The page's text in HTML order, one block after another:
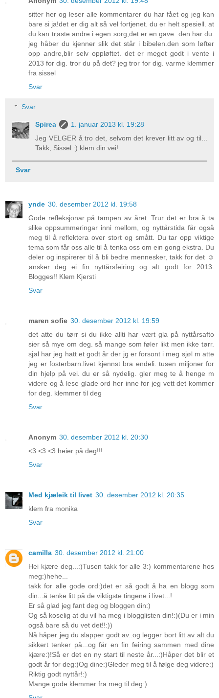
sitter her og leser alle kommentarer du har fået og jeg kan
bare si ja!det er dig alt så vel fortjenet. du er helt spesiell. at
du kan trøste andre i egen sorg,det er en gave. den har du.
jeg håber du kjenner slik det står i bibelen.den som løfter
opp andre,blir selv oppløftet. det er meget godt i vente i
2013 for dig. tror du på det? jeg tror for dig. varme klemmer
fra sissel
Svar
Svar
Spirea
1. januar 2013 kl. 19:28
Jeg VELGER å tro det, selvom det krever litt av og til...
Takk, Sissel :) klem din vei!
Svar
ynde 30. desember 2012 kl. 19:58
Gode refleksjonar på tampen av året. Trur det er bra å ta
slike oppsummeringar inni mellom, og nyttårstida får også
meg til å reflektera over stort og smått. Du tar opp viktige
tema som får oss alle til å tenka oss om ein gong ekstra. Du
deler og inspirerer til å bli bedre mennesker, takk for det ☺
ønsker deg ei fin nyttårsfeiring og alt godt for 2013.
Blogges!! Klem Kjersti
Svar
maren sofie 30. desember 2012 kl. 19:59
det atte du tørr si du ikke allti har vært gla på nyttårsafto
sier så mye om deg. så mange som føler likt men ikke tørr.
sjøl har jeg hatt et godt år der jg er forsont i meg sjøl m atte
jeg er fosterbarn.livet kjennst bra endeli. tusen miljoner for
din hjelp på vei. du er så nydelig. gler meg te å henge m
videre og å lese glade ord her inne for jeg vett det kommer
for deg. klemmer til deg
Svar
Anonym 30. desember 2012 kl. 20:30
<3 <3 <3 heier på deg!!!
Svar
Med kjæleik til livet 30. desember 2012 kl. 20:35
klem fra monika
Svar
camilla 30. desember 2012 kl. 21:00
Hei kjære deg...:)Tusen takk for alle 3:) kommentarene hos
meg:)hehe...
takk for alle gode ord:)det er så godt å ha en blogg som
din...å tenke litt på de viktigste tingene i livet...!
Er så glad jeg fant deg og bloggen din:)
Og så koselig at du vil ha meg i blogglisten din!:)(Du er i min
også bare så du vet det!!:))
Nå håper jeg du slapper godt av..og legger bort litt av alt du
sikkert tenker på...og får en fin feiring sammen med dine
kjære:)!Så er det en ny start til neste år...:)Håper det blir et
godt år for deg:)Og dine:)Gleder meg til å følge deg videre:)
Riktig godt nyttår!:)
Mange gode klemmer fra meg til deg:)